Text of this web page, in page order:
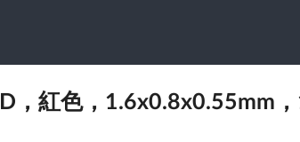
，紅色，1.6x0.8x0.55mm，